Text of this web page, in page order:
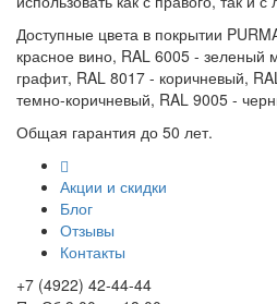
Доступные цвета в покрытии
красное вино, RAL 6005 - зеленый
графит, RAL 8017 - коричневый,
темно-коричневый, RAL 9005 -
Общая гарантия до 50 лет.
Акции и скидки
Блог
Отзывы
Контакты
+7 (4922) 42-44-44